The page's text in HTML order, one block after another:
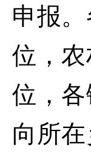
申报
位，
位，
向所